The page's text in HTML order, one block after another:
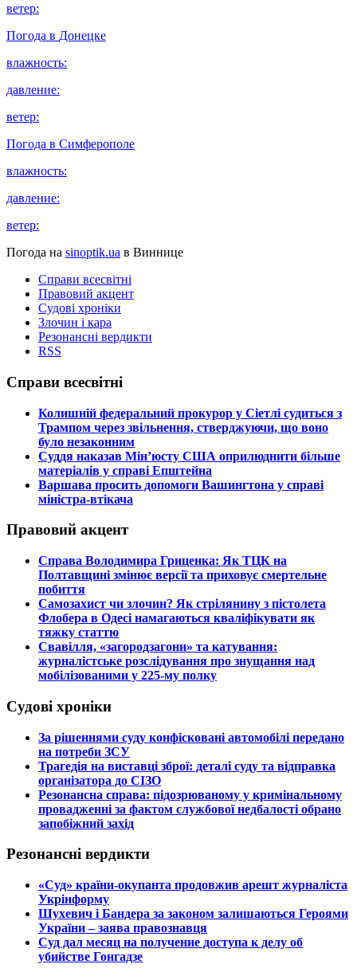
ветер:
Погода в Донецке
влажность:
давление:
ветер:
Погода в Симферополе
влажность:
давление:
ветер:
Погода на sinoptik.ua в Виннице
Справи всесвітні
Правовий акцент
Судові хроніки
Злочин і кара
Резонансні вердикти
RSS
Справи всесвітні
​Колишній федеральний прокурор у Сіетлі судиться з
Трампом через звільнення, стверджуючи, що воно
було незаконним
​Суддя наказав Мін’юсту США оприлюднити більше
матеріалів у справі Епштейна
​Варшава просить допомоги Вашингтона у справі
міністра-втікача
Правовий акцент
​Справа Володимира Гриценка: Як ТЦК на
Полтавщині змінює версії та приховує смертельне
побиття
​Самозахист чи злочин? Як стрілянину з пістолета
Флобера в Одесі намагаються кваліфікувати як
тяжку статтю
​Свавілля, «загородзагони» та катування:
журналістське розслідування про знущання над
мобілізованими у 225-му полку
Судові хроніки
​За рішеннями суду конфісковані автомобілі передано
на потреби ЗСУ
​Трагедія на виставці зброї: деталі суду та відправка
організатора до СІЗО
​Резонансна справа: підозрюваному у кримінальному
провадженні за фактом службової недбалості обрано
запобіжний захід
Резонансні вердикти
​«Суд» країни-окупанта продовжив арешт журналіста
Укрінформу
Шухевич і Бандера за законом залишаються Героями
України – заява правознавця
Суд дал месяц на получение доступа к делу об
убийстве Гонгадзе